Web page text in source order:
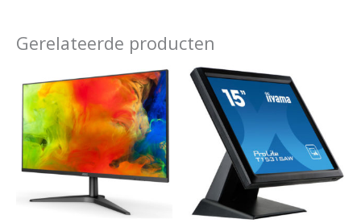
Gerelateerde producten